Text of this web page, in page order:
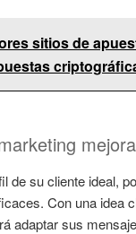
sitios de
de su cliente ideal,
Con una idea
adaptar sus